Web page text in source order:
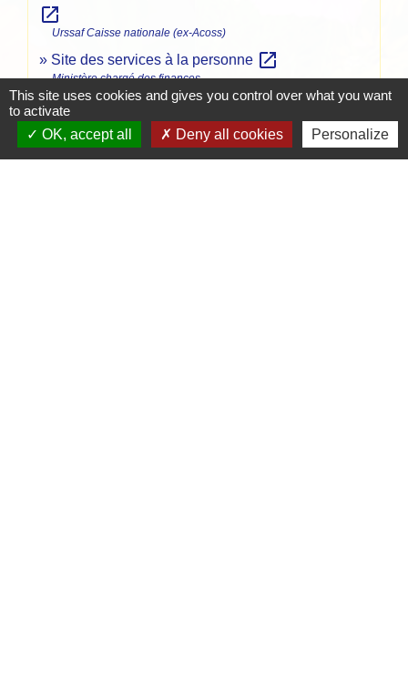
open_in_new
Urssaf Caisse nationale (ex-Acoss)
Site des services à la personne open_in_new
Ministère chargé des finances
Salaires minima conventionnels à compter du 1er
septembre 2023
open_in_new
Ministère chargé du travail
This site uses cookies and gives you control over what you want
to activate
OK, accept all
Deny all cookies Personalize